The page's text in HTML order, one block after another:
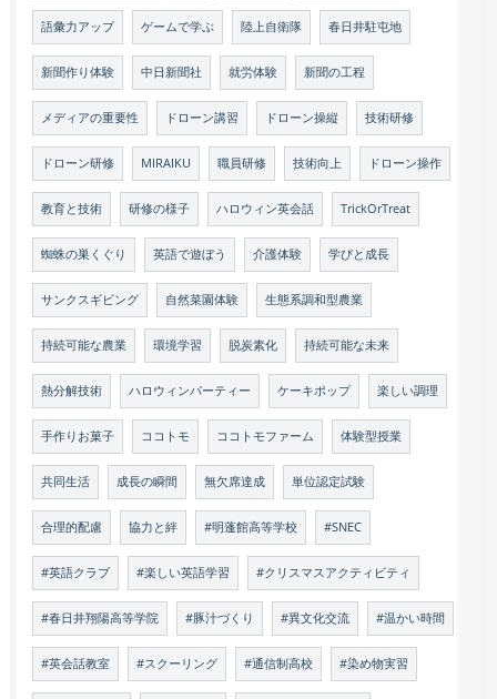
語彙力アップ ゲームで学ぶ 陸上自衛隊 春日井駐屯地
新聞作り体験 中日新聞社 就労体験 新聞の工程
メディアの重要性 ドローン講習 ドローン操縦 技術研修
ドローン研修 MIRAIKU 職員研修 技術向上 ドローン操作
教育と技術 研修の様子 ハロウィン英会話 TrickOrTreat
蜘蛛の巣くぐり 英語で遊ぼう 介護体験 学びと成長
サンクスギビング 自然菜園体験 生態系調和型農業
持続可能な農業 環境学習 脱炭素化 持続可能な未来
熱分解技術 ハロウィンパーティー ケーキポップ 楽しい調理
手作りお菓子 ココトモ ココトモファーム 体験型授業
共同生活 成長の瞬間 無欠席達成 単位認定試験
合理的配慮 協力と絆 #明蓬館高等学校 #SNEC
#英語クラブ #楽しい英語学習 #クリスマスアクティビティ
#春日井翔陽高等学院 #豚汁づくり #異文化交流 #温かい時間
#英会話教室 #スクーリング #通信制高校 #染め物実習